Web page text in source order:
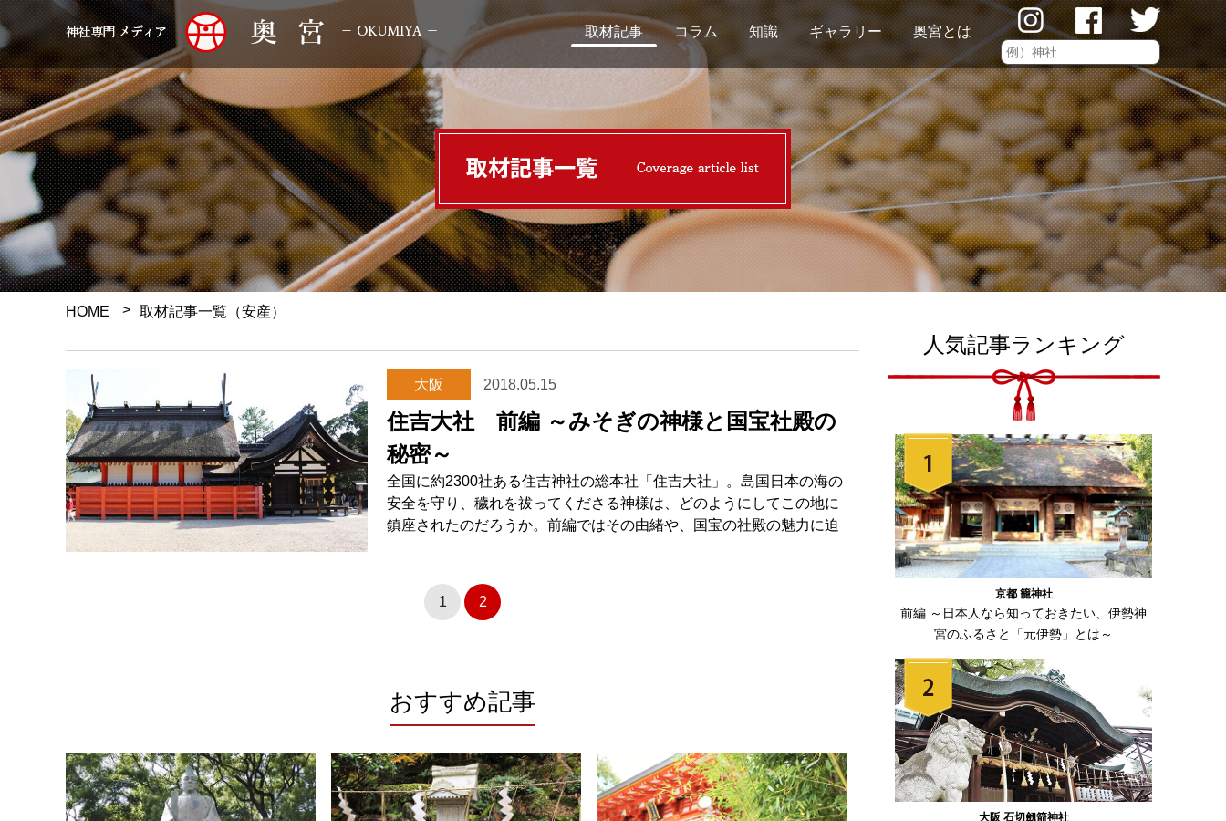
取材記事 コラム 知識 ギャラリー 奥宮とは
HOME 取材記事一覧（安産）
大阪 2018.05.15
住吉大社 前編 ～みそぎの神様と国宝社殿の
秘密～
全国に約2300社ある住吉神社の総本社「住吉大社」。島国日本の海の
安全を守り、穢れを祓ってくださる神様は、どのようにしてこの地に
鎮座されたのだろうか。前編ではその由緒や、国宝の社殿の魅力に迫
1 2
人気記事ランキング
京都 籠神社
前編 ～日本人なら知っておきたい、伊勢神
宮のふるさと「元伊勢」とは～
大阪 石切劔箭神社
おすすめ記事